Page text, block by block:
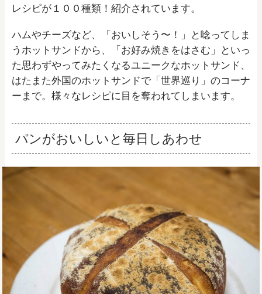
レシピが１００種類！紹介されています。
ハムやチーズなど、「おいしそう〜！」と唸ってしま
うホットサンドから、「お好み焼きをはさむ」といっ
た思わずやってみたくなるユニークなホットサンド、
はたまた外国のホットサンドで「世界巡り」のコーナ
ーまで。様々なレシピに目を奪われてしまいます。
パンがおいしいと毎日しあわせ